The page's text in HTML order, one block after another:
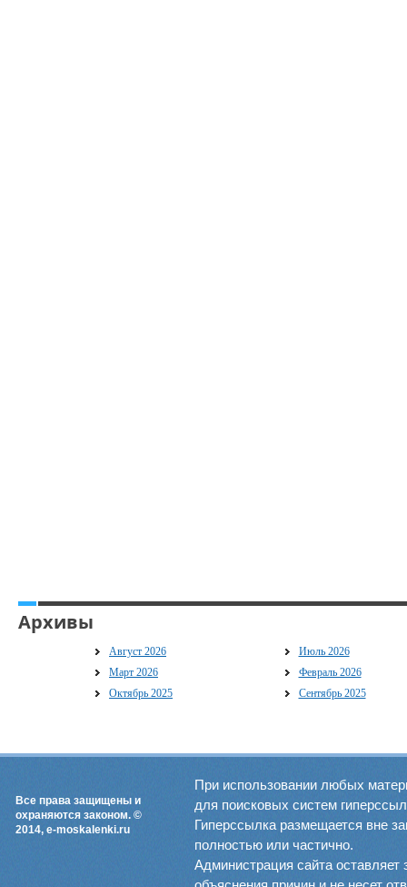
Архивы
Август 2026
Июль 2026
Март 2026
Февраль 2026
Октябрь 2025
Сентябрь 2025
Все права защищены и
охраняются законом. ©
2014, e-moskalenki.ru
При использовании любых
для поисковых систем
Гиперссылка размещается вне
полностью или частично.
Администрация сайта оставляет